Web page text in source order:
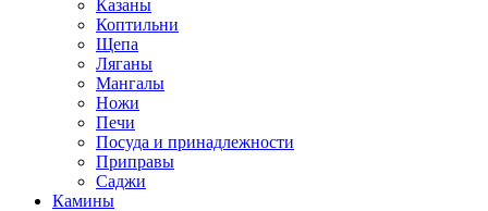
Казаны
Коптильни
Щепа
Ляганы
Мангалы
Ножи
Печи
Посуда и принадлежности
Приправы
Саджи
Камины